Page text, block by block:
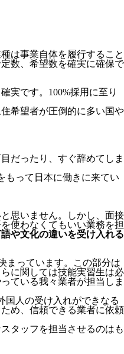
は事業自体を履行すること
数、希望数を確実に確保で
実です。100%採用に至り
希望者が圧倒的に多い国や
だったり、すぐ辞めてしま
もって日本に働きに来てい
思いません。しかし、面接
使わなくてもいい業務を担
や文化の違いを受け入れる
まっています。この部分は
に関しては技能実習生は必
ている我々業者が担当しま
国人の受け入れができなる
め、信頼できる業者に依頼
タッフを担当させるのはも